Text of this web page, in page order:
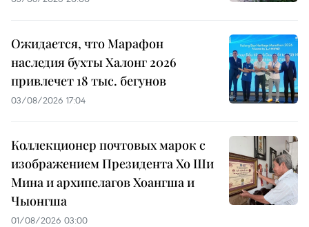
Ожидается, что Марафон
наследия бухты Халонг 2026
привлечет 18 тыс. бегунов
03/08/2026 17:04
Коллекционер почтовых марок с
изображением Президента Хо Ши
Мина и архипелагов Хоангша и
Чыонгша
01/08/2026 03:00